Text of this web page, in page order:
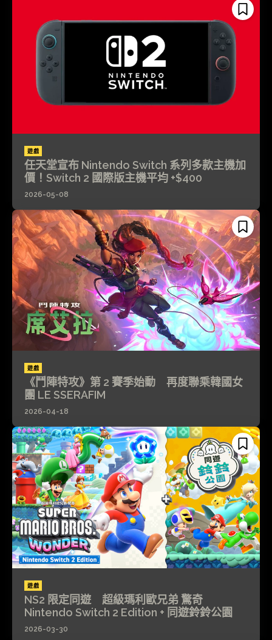
遊戲
任天堂宣布 Nintendo Switch 系列多款主機加
價！Switch 2 國際版主機平均 +$400
2026-05-08
遊戲
《鬥陣特攻》第 2 賽季始動 再度聯乘韓國女
團 LE SSERAFIM
2026-04-18
遊戲
NS2 限定同遊 超級瑪利歐兄弟 驚奇
Nintendo Switch 2 Edition + 同遊鈴鈴公園
2026-03-30